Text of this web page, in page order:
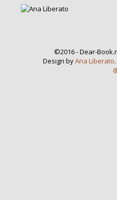
©2016 - Dear-
Design byAna Liberato